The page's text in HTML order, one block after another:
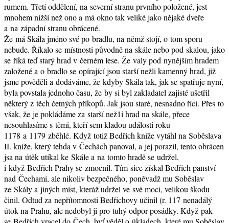
rumem. Třetí oddělení, na severní stranu prvního položené, jest
mnohem nižší než ono a má okno tak veliké jako nějaké dveře
a na západní stranu obrácené.
Že má Skála jméno své po bradlu, na němž stojí, o tom sporu
nebude. Říkalo se místnosti původně na skále nebo pod skalou, jako
se říká teď starý hrad v černém lese. Že valy pod nynějším hradem
založené a o bradlo se opírající jsou starší nežli kamenný hrad, již
jsme pověděli a dodáváme, že kdyby Skála tak, jak se spatřuje nyní,
byla povstala jednoho času, že by si byl zakladatel zajisté ušetřil
některý z těch četných příkopů. Jak jsou staré, nesnadno říci. Přes to
však, že je pokládáme za starší než1i hrad na skále, přece
nesouhlasíme s těmi, kteří sem kladou události roku
1178 a 1179 zběhlé. Když totiž Bedřich kníže vytáhl na Soběslava
II. kníže, který tehda v Čechách panoval, a jej porazil, tento obrácen
jsa na útěk utíkal ke Skále a na tomto hradě se udržel,
i když Bedřich Prahy se zmocnil. Tím sice získal Bedřich panství
nad Čechami, ale nikoliv bezpečného, poněvadž mu Soběslav
ze Skály a jiných míst, kteráž udržel ve své moci, velikou škodu
činil. Odtud za nepřítomnosti Bedřichovy učinil (r. 117 nenadálý
útok na Prahu, ale nedobyl ji pro tuhý odpor posádky. Když pak